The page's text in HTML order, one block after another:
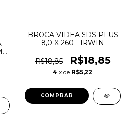
-
BROCA VIDEA SDS PLUS
8,0 X 260 - IRWIN
R$18,85 R$18,85
4 x de R$5,22